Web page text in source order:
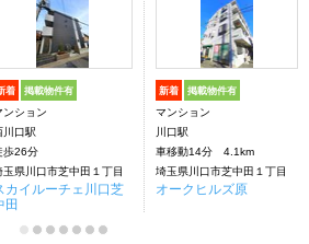
着 掲載物件有
ンション
川口駅
歩26分
玉県川口市芝中田１丁目
カイルーチェ川口芝
田
新着 掲載物件有
マンション
川口駅
車移動14分 4.1km
埼玉県川口市芝中田１丁目
オークヒルズ原